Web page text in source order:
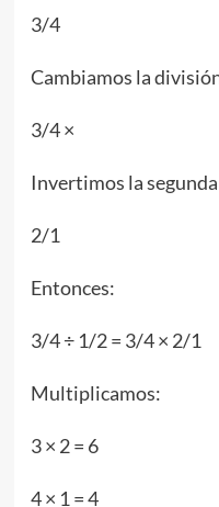
3/4
Cambiamos la
3/4 ×
Invertimos la
2/1
Entonces:
3/4 ÷ 1/2 = 3/4 × 2/1
Multiplicamos:
3 × 2 = 6
4 × 1 = 4